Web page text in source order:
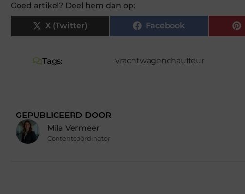
Goed artikel? Deel hem dan op:
X (Twitter) Facebook
Tags: vrachtwagenchauffeur
GEPUBLICEERD DOOR
Mila Vermeer
Contentcoördinator